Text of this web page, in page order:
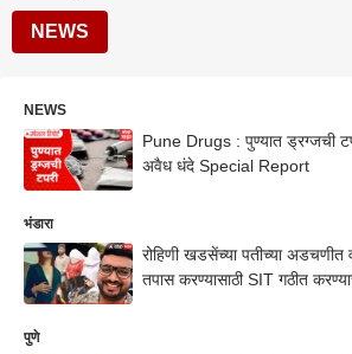
NEWS
NEWS
Pune Drugs : पुण्यात ड्रग्जची
अवैध धंदे Special Report
भंडारा
रोहिणी खडसेंच्या पतीच्या
तपास करण्यासाठी SIT गठीत
पुणे